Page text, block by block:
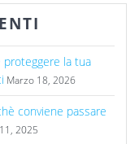
proteggere la tua
Marzo 18, 2026
conviene passare
2025